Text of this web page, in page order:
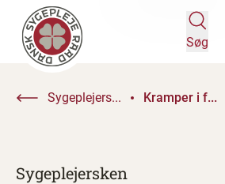
Søg
Sygeplejers... Kramper i f...
Sygeplejersken